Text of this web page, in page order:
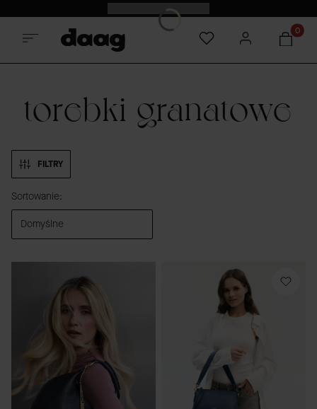
Odkryj nowości -15%
torebki granatowe
FILTRY
Lista produktów
Sortowanie:
Domyślne